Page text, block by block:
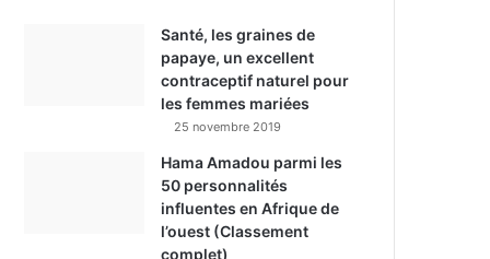
Santé, les graines de
papaye, un excellent
contraceptif naturel pour
les femmes mariées
25 novembre 2019
Hama Amadou parmi les
50 personnalités
influentes en Afrique de
l’ouest (Classement
complet)